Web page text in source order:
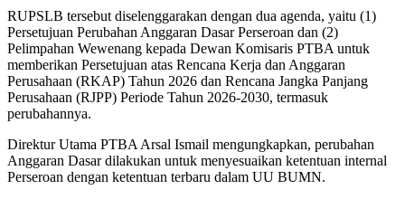
RUPSLB tersebut diselenggarakan dengan dua agenda, yaitu (1)
Persetujuan Perubahan Anggaran Dasar Perseroan dan (2)
Pelimpahan Wewenang kepada Dewan Komisaris PTBA untuk
memberikan Persetujuan atas Rencana Kerja dan Anggaran
Perusahaan (RKAP) Tahun 2026 dan Rencana Jangka Panjang
Perusahaan (RJPP) Periode Tahun 2026-2030, termasuk
perubahannya.
Direktur Utama PTBA Arsal Ismail mengungkapkan, perubahan
Anggaran Dasar dilakukan untuk menyesuaikan ketentuan internal
Perseroan dengan ketentuan terbaru dalam UU BUMN.